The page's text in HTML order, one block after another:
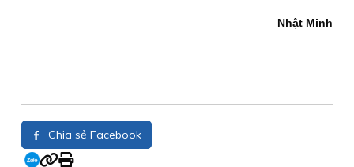
Nhật Minh
Chia sẻ Facebook